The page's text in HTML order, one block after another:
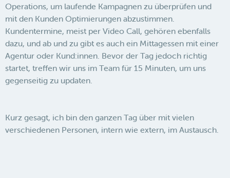
Operations, um laufende Kampagnen zu überprüfen und
mit den Kunden Optimierungen abzustimmen.
Kundentermine, meist per Video Call, gehören ebenfalls
dazu, und ab und zu gibt es auch ein Mittagessen mit einer
Agentur oder Kund:innen. Bevor der Tag jedoch richtig
startet, treffen wir uns im Team für 15 Minuten, um uns
gegenseitig zu updaten.
Kurz gesagt, ich bin den ganzen Tag über mit vielen
verschiedenen Personen, intern wie extern, im Austausch.